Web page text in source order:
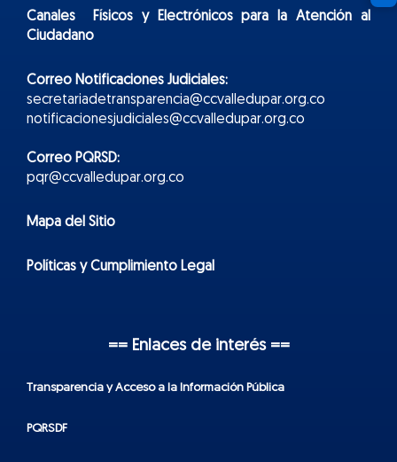
Canales Físicos yElectrónicospara la Atención al
Ciudadano
Correo Notificaciones Judiciales:
secretariadetransparencia@ccvalledupar.org.co
notificacionesjudiciales@ccvalledupar.org.co
Correo PQRSD:
pqr@ccvalledupar.org.co
Mapa del Sitio
Políticas y Cumplimiento Legal
== Enlaces de interés ==
Transparencia y Acceso a la Información Pública
PQRSDF